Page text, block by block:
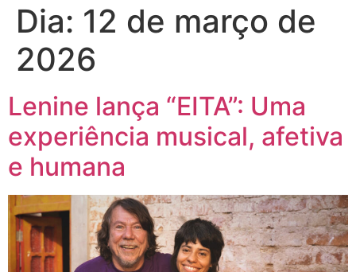
Dia: 12 de março de
2026
Lenine lança “EITA”: Uma
experiência musical, afetiva
e humana